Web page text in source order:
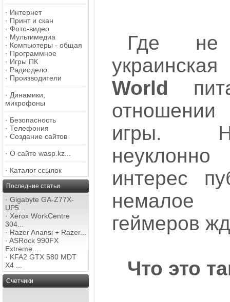
· Интернет
· Принт и скан
· Фото-видео
· Мультимедиа
· Компьютеры - общая
· Программное
· Игры ПК
· Радиодело
· Производители
· Динамики,
микрофоны
· Безопасность
· Телефония
· Создание сайтов
· О сайте wasp.kz...
· Каталог ссылок
Последние статьи
· Gigabyte GA-Z77X-
UP5...
· Xerox WorkCentre
304...
· Razer Anansi + Razer...
· ASRock 990FX
Extreme...
· KFA2 GTX 580 MDT
X4 ...
Счетчики
Где не
World
отношении
игры.
интерес
геймеров
Что это